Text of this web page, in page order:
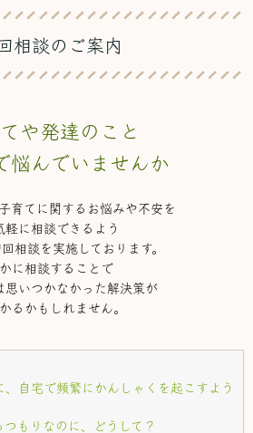
相談のご案内
や発達のこと
悩んでいませんか
育てに関するお悩みや不安を
軽に相談できるよう
相談を実施しております。
に相談することで
思いつかなかった解決策が
るかもしれません。
自宅で頻繁にかんしゃくを起こすよう
もりなのに、どうして？